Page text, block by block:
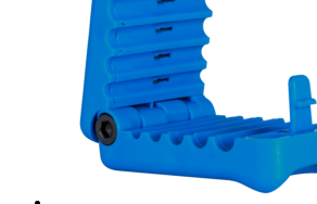
possono
essere
scelte
nella
pagina
del
prodotto